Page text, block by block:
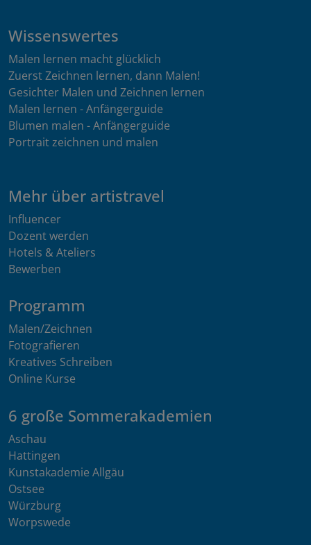
Wissenswertes
Malen lernen macht glücklich
Zuerst Zeichnen lernen, dann Malen!
Gesichter Malen und Zeichnen lernen
Malen lernen - Anfängerguide
Blumen malen - Anfängerguide
Portrait zeichnen und malen
Mehr über artistravel
Influencer
Dozent werden
Hotels & Ateliers
Bewerben
Programm
Malen/Zeichnen
Fotografieren
Kreatives Schreiben
Online Kurse
6 große Sommerakademien
Aschau
Hattingen
Kunstakademie Allgäu
Ostsee
Würzburg
Worpswede